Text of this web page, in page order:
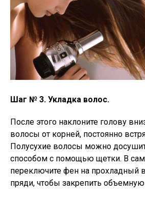
Шаг № 3. Укладка волос.
После этого наклоните голову
волосы от корней, постоянно
Полусухие волосы можно
способом с помощью щетки. В
переключите фен на прохладный
пряди, чтобы закрепить объемную